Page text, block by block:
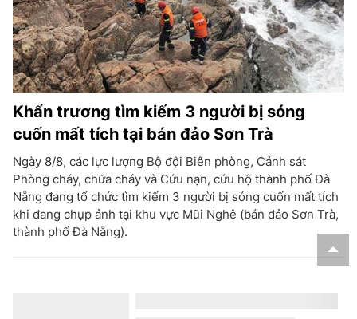
Khẩn trương tìm kiếm 3 người bị sóng
cuốn mất tích tại bán đảo Sơn Trà
Ngày 8/8, các lực lượng Bộ đội Biên phòng, Cảnh sát
Phòng cháy, chữa cháy và Cứu nạn, cứu hộ thành phố Đà
Nẵng đang tổ chức tìm kiếm 3 người bị sóng cuốn mất tích
khi đang chụp ảnh tại khu vực Mũi Nghê (bán đảo Sơn Trà,
thành phố Đà Nẵng).